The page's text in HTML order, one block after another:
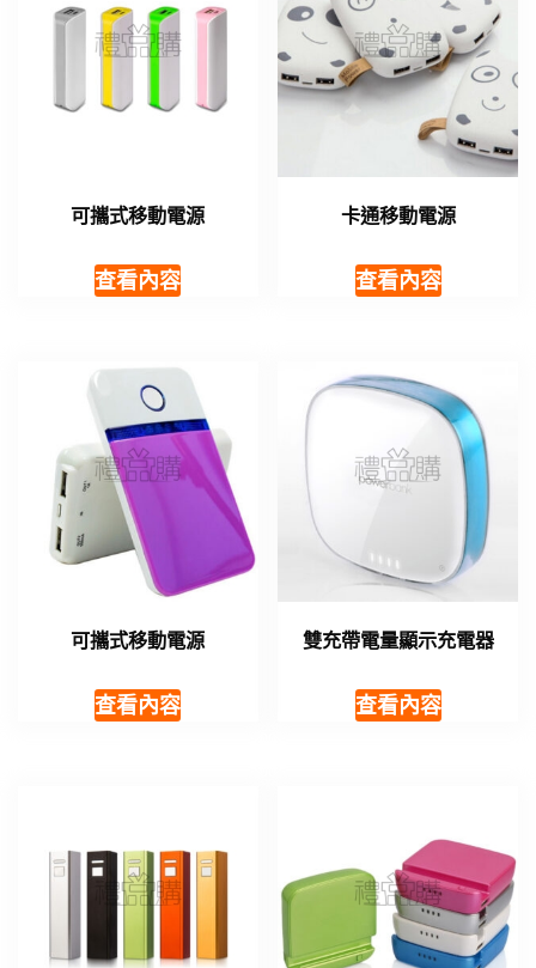
可攜式移動電源
查看內容
卡通移動電源
查看內容
可攜式移動電源
查看內容
雙充帶電量顯示充電器
查看內容